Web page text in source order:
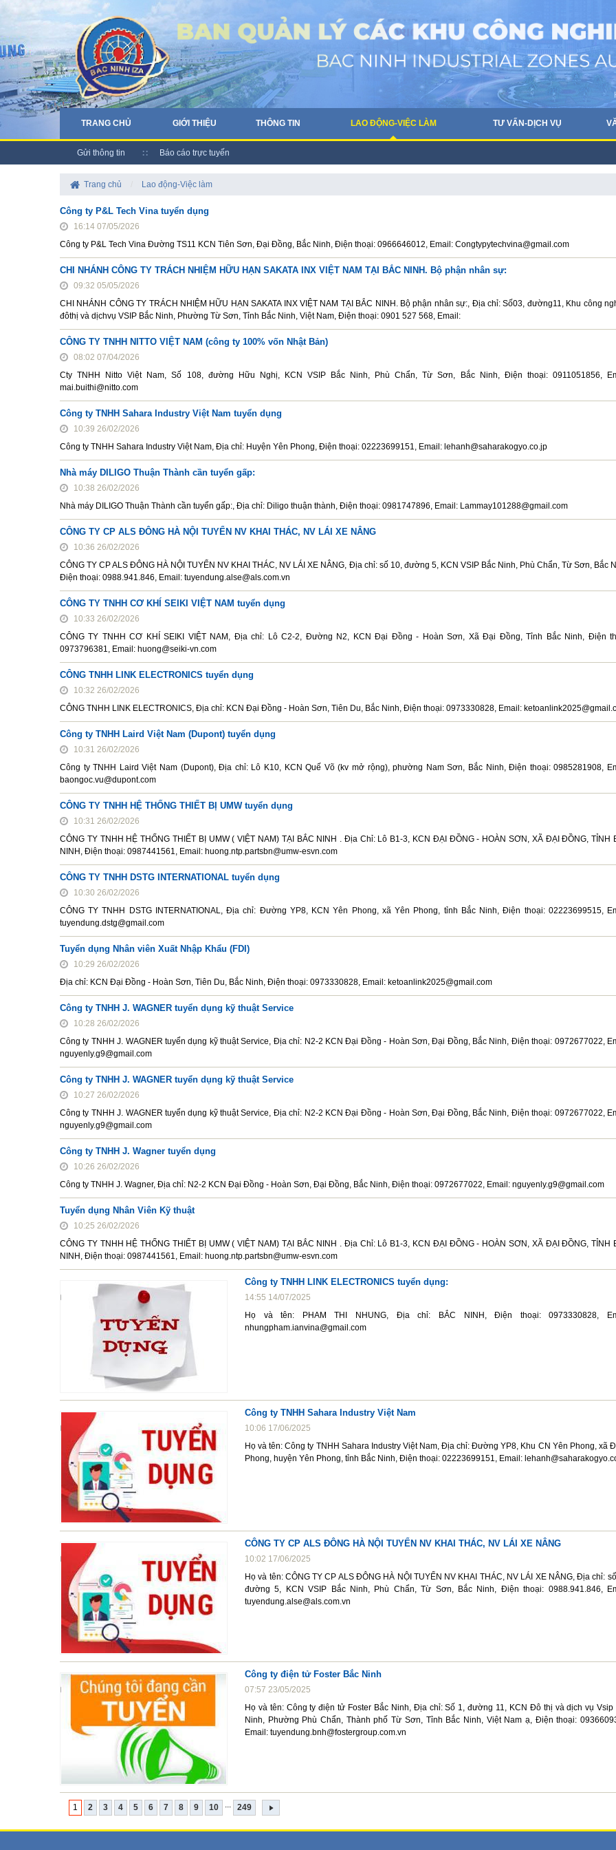
TRANG CHỦ GIỚI THIỆU THÔNG TIN LAO ĐỘNG-VIỆC LÀM TƯ VẤN-DỊCH VỤ
Gửi thông tin Báo cáo trực tuyến
Trang chủ Lao động-Việc làm
Công ty P&L Tech Vina tuyển dụng
16:14 07/05/2026
Công ty P&L Tech Vina Đường TS11 KCN Tiên Sơn, Đại Đồng, Bắc Ninh, Điện thoại: 0966646012, Email: Congtypytechvina@gmail.com
CHI NHÁNH CÔNG TY TRÁCH NHIỆM HỮU HẠN SAKATA INX VIỆT NAM TẠI BẮC NINH. Bộ phận nhân sự:
09:32 05/05/2026
CHI NHÁNH CÔNG TY TRÁCH NHIỆM HỮU HẠN SAKATA INX VIỆT NAM TẠI BẮC NINH. Bộ phận nhân sự:, Địa chỉ: Số03, đường11, Khu công
đôthị và dịchvụ VSIP Bắc Ninh, Phường Từ Sơn, Tỉnh Bắc Ninh, Việt Nam, Điện thoại: 0901 527 568, Email:
CÔNG TY TNHH NITTO VIỆT NAM (công ty 100% vốn Nhật Bản)
08:02 07/04/2026
Cty TNHH Nitto Việt Nam, Số 108, đường Hữu Nghị, KCN VSIP Bắc Ninh, Phù Chẩn, Từ Sơn, Bắc Ninh, Điện thoại: 0911051856,
mai.buithi@nitto.com
Công ty TNHH Sahara Industry Việt Nam tuyển dụng
10:39 26/02/2026
Công ty TNHH Sahara Industry Việt Nam, Địa chỉ: Huyện Yên Phong, Điện thoại: 02223699151, Email: lehanh@saharakogyo.co.jp
Nhà máy DILIGO Thuận Thành cần tuyển gấp:
10:38 26/02/2026
Nhà máy DILIGO Thuận Thành cần tuyển gấp:, Địa chỉ: Diligo thuận thành, Điện thoại: 0981747896, Email: Lammay101288@gmail.com
CÔNG TY CP ALS ĐÔNG HÀ NỘI TUYỂN NV KHAI THÁC, NV LÁI XE NÂNG
10:36 26/02/2026
CÔNG TY CP ALS ĐÔNG HÀ NỘI TUYỂN NV KHAI THÁC, NV LÁI XE NÂNG, Địa chỉ: số 10, đường 5, KCN VSIP Bắc Ninh, Phù Chẩn, Từ Sơn, Bắc
Điện thoại: 0988.941.846, Email: tuyendung.alse@als.com.vn
CÔNG TY TNHH CƠ KHÍ SEIKI VIỆT NAM tuyển dụng
10:33 26/02/2026
CÔNG TY TNHH CƠ KHÍ SEIKI VIỆT NAM, Địa chỉ: Lô C2-2, Đường N2, KCN Đại Đồng - Hoàn Sơn, Xã Đại Đồng, Tỉnh Bắc Ninh, Điện
0973796381, Email: huong@seiki-vn.com
CÔNG TNHH LINK ELECTRONICS tuyển dụng
10:32 26/02/2026
CÔNG TNHH LINK ELECTRONICS, Địa chỉ: KCN Đại Đồng - Hoàn Sơn, Tiên Du, Bắc Ninh, Điện thoại: 0973330828, Email:
Công ty TNHH Laird Việt Nam (Dupont) tuyển dụng
10:31 26/02/2026
Công ty TNHH Laird Việt Nam (Dupont), Địa chỉ: Lô K10, KCN Quế Võ (kv mở rộng), phường Nam Sơn, Bắc Ninh, Điện thoại: 0985281908,
baongoc.vu@dupont.com
CÔNG TY TNHH HỆ THỐNG THIẾT BỊ UMW tuyển dụng
10:31 26/02/2026
CÔNG TY TNHH HỆ THỐNG THIẾT BỊ UMW ( VIỆT NAM) TẠI BẮC NINH . Địa Chỉ: Lô B1-3, KCN ĐẠI ĐỒNG - HOÀN SƠN, XÃ ĐẠI ĐỒNG, TỈNH
NINH, Điện thoại: 0987441561, Email: huong.ntp.partsbn@umw-esvn.com
CÔNG TY TNHH DSTG INTERNATIONAL tuyển dụng
10:30 26/02/2026
CÔNG TY TNHH DSTG INTERNATIONAL, Địa chỉ: Đường YP8, KCN Yên Phong, xã Yên Phong, tỉnh Bắc Ninh, Điện thoại: 02223699515,
tuyendung.dstg@gmail.com
Tuyển dụng Nhân viên Xuất Nhập Khẩu (FDI)
10:29 26/02/2026
Địa chỉ: KCN Đại Đồng - Hoàn Sơn, Tiên Du, Bắc Ninh, Điện thoại: 0973330828, Email: ketoanlink2025@gmail.com
Công ty TNHH J. WAGNER tuyển dụng kỹ thuật Service
10:28 26/02/2026
Công ty TNHH J. WAGNER tuyển dụng kỹ thuật Service, Địa chỉ: N2-2 KCN Đại Đồng - Hoàn Sơn, Đại Đồng, Bắc Ninh, Điện thoại: 0972677022,
nguyenly.g9@gmail.com
Công ty TNHH J. WAGNER tuyển dụng kỹ thuật Service
10:27 26/02/2026
Công ty TNHH J. WAGNER tuyển dụng kỹ thuật Service, Địa chỉ: N2-2 KCN Đại Đồng - Hoàn Sơn, Đại Đồng, Bắc Ninh, Điện thoại: 0972677022,
nguyenly.g9@gmail.com
Công ty TNHH J. Wagner tuyển dụng
10:26 26/02/2026
Công ty TNHH J. Wagner, Địa chỉ: N2-2 KCN Đại Đồng - Hoàn Sơn, Đại Đồng, Bắc Ninh, Điện thoại: 0972677022, Email: nguyenly.g9@gmail.com
Tuyển dụng Nhân Viên Kỹ thuật
10:25 26/02/2026
CÔNG TY TNHH HỆ THỐNG THIẾT BỊ UMW ( VIỆT NAM) TẠI BẮC NINH . Địa Chỉ: Lô B1-3, KCN ĐẠI ĐỒNG - HOÀN SƠN, XÃ ĐẠI ĐỒNG, TỈNH
NINH, Điện thoại: 0987441561, Email: huong.ntp.partsbn@umw-esvn.com
Công ty TNHH LINK ELECTRONICS tuyển dụng:
14:55 14/07/2025
Họ và tên: PHAM THI NHUNG, Địa chỉ: BẮC NINH, Điện thoại: 0973330828,
nhungpham.ianvina@gmail.com
Công ty TNHH Sahara Industry Việt Nam
10:06 17/06/2025
Họ và tên: Công ty TNHH Sahara Industry Việt Nam, Địa chỉ: Đường YP8, Khu CN Yên Phong, xã
Phong, huyện Yên Phong, tỉnh Bắc Ninh, Điện thoại: 02223699151, Email:
CÔNG TY CP ALS ĐÔNG HÀ NỘI TUYỂN NV KHAI THÁC, NV LÁI XE NÂNG
10:02 17/06/2025
Họ và tên: CÔNG TY CP ALS ĐÔNG HÀ NỘI TUYỂN NV KHAI THÁC, NV LÁI XE NÂNG, Địa chỉ:
đường 5, KCN VSIP Bắc Ninh, Phù Chẩn, Từ Sơn, Bắc Ninh, Điện thoại: 0988.941.846,
tuyendung.alse@als.com.vn
Công ty điện tử Foster Bắc Ninh
07:57 23/05/2025
Họ và tên: Công ty điện tử Foster Bắc Ninh, Địa chỉ: Số 1, đường 11, KCN Đô thị và dịch vụ Vsip
Ninh, Phường Phù Chẩn, Thành phố Từ Sơn, Tỉnh Bắc Ninh, Việt Nam ạ, Điện thoại:
Email: tuyendung.bnh@fostergroup.com.vn
1 2 3 4 5 6 7 8 9 10 ... 249